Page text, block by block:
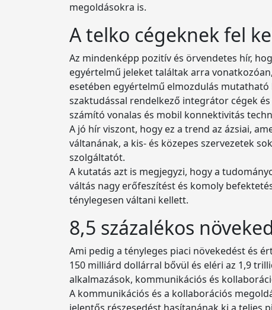
megoldásokra is.
A telko cégeknek fel
Az mindenképp pozitív és örvendetes hír,
egyértelmű jeleket találtak arra
esetében egyértelmű elmozdulás
szaktudással rendelkező integrátor cégek
számító vonalas és mobil konnektivitás
A jó hír viszont, hogy ez a trend az ázsiai,
váltanának, a kis- és közepes szervezetek
szolgáltatót.
A kutatás azt is megjegyzi, hogy a
váltás nagy erőfeszítést és komoly
ténylegesen váltani kellett.
8,5 százalékos
Ami pedig a tényleges piaci növekedést és
150 milliárd dollárral bővül és eléri az 1,9
alkalmazások, kommunikációs és
A kommunikációs és a kollaborációs